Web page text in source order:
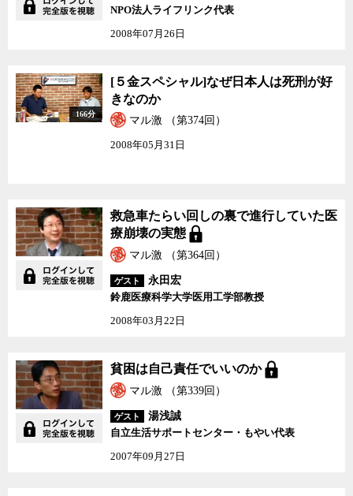
NPO法人ライフリンク代表
2008年07月26日
[５金スペシャル]なぜ日
本人は死刑が好きなのか
166分
[５金スペシャル]なぜ日本人は死刑が好
きなのか
マル激 （第374回）
2008年05月31日
救急車たらい回しの裏で
進行していた医療崩壊の
実態
救急車たらい回しの裏で進行していた医
療崩壊の実態
マル激 （第364回）
ゲスト
永田宏
鈴鹿医療科学大学医用工学部教授
2008年03月22日
貧困は自己責任でいいの
か
貧困は自己責任でいいのか
マル激 （第339回）
ゲスト
湯浅誠
自立生活サポートセンター・もやい代表
2007年09月27日